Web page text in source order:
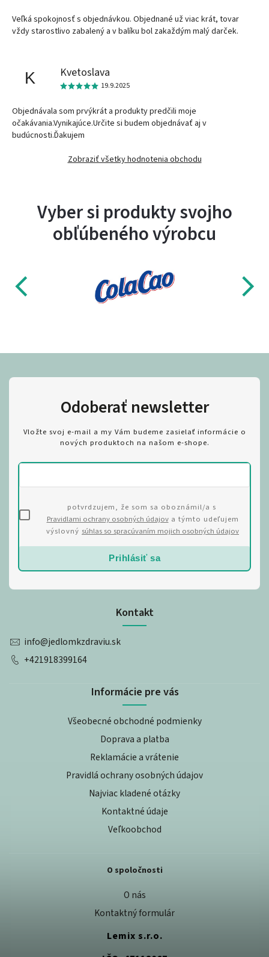
Veľká spokojnosť s objednávkou. Objednané už viac krát, tovar
vždy starostlivo zabalený a v balíku bol zakaždým malý darček.
K Kvetoslava
19.9.2025
Objednávala som prvýkrát a produkty predčili moje
očakávania.Vynikajúce.Určite si budem objednávať aj v
budúcnosti.Ďakujem
Zobraziť všetky hodnotenia obchodu
Vyber si produkty svojho
obľúbeného výrobcu
Kontakt
info@jedlomkzdraviu.sk
+421918399164
Informácie pre vás
Všeobecné obchodné podmienky
Doprava a platba
Reklamácie a vrátenie
Pravidlá ochrany osobných údajov
Najviac kladené otázky
Kontaktné údaje
Veľkoobchod
O spoločnosti
O nás
Kontaktný formulár
Lemix s.r.o.
Odoberať newsletter
Vložte svoj e-mail a my Vám budeme zasielať informácie o
nových produktoch na našom e-shope.
potvrdzujem, že som sa oboznámil/a s
Pravidlami ochrany osobných údajova týmto udeľujem
výslovný súhlas so spracúvaním mojich osobných údajov
Prihlásiť sa